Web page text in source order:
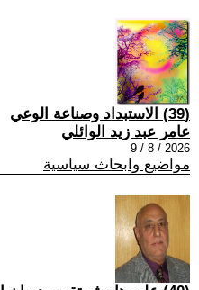
(39) الاستبداد وصناعة الوعي
عامر عبد زيد الوائلي
2026 / 8 / 9
مواضيع وابحاث سياسية